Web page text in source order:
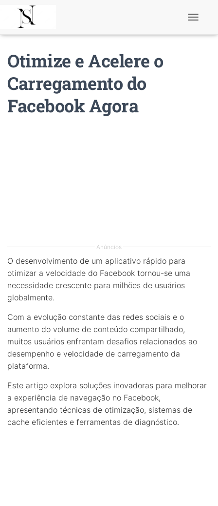
Otimize e Acelere o
Carregamento do
Facebook Agora
Anúncios
O desenvolvimento de um aplicativo rápido para
otimizar a velocidade do Facebook tornou-se uma
necessidade crescente para milhões de usuários
globalmente.
Com a evolução constante das redes sociais e o
aumento do volume de conteúdo compartilhado,
muitos usuários enfrentam desafios relacionados ao
desempenho e velocidade de carregamento da
plataforma.
Este artigo explora soluções inovadoras para melhorar
a experiência de navegação no Facebook,
apresentando técnicas de otimização, sistemas de
cache eficientes e ferramentas de diagnóstico.